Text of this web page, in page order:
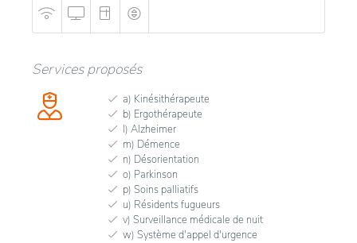
Services proposés
a) Kinésithérapeute
b) Ergothérapeute
l) Alzheimer
m) Démence
n) Désorientation
o) Parkinson
p) Soins palliatifs
u) Résidents fugueurs
v) Surveillance médicale de nuit
w) Système d'appel d'urgence